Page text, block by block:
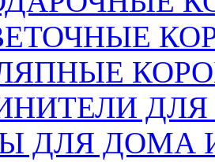
ДЛЯ ДОМА